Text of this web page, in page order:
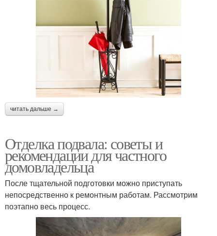
читать дальше →
Отделка подвала: советы и
рекомендации для частного
домовладельца
После тщательной подготовки можно приступать
непосредственно к ремонтным работам. Рассмотрим
поэтапно весь процесс.